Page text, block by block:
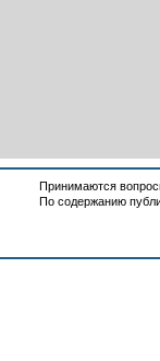
Принимаются
По содержанию